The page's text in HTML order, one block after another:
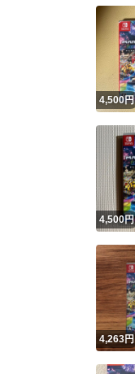
4,500円
4,500円
4,263円